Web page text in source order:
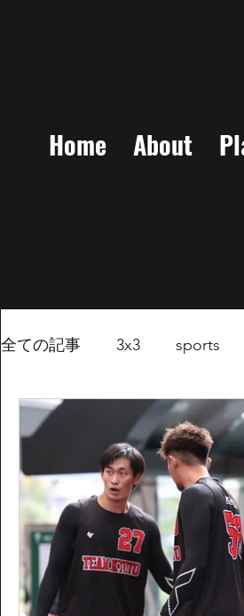
Home About
全ての記事 3x3 sports
FUKUOKA BB